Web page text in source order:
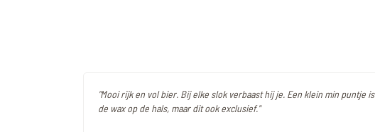
"Mooi rijk en vol bier. Bij elke slok verbaast hij je. Een klein min puntje is
de wax op de hals, maar dit ook exclusief."